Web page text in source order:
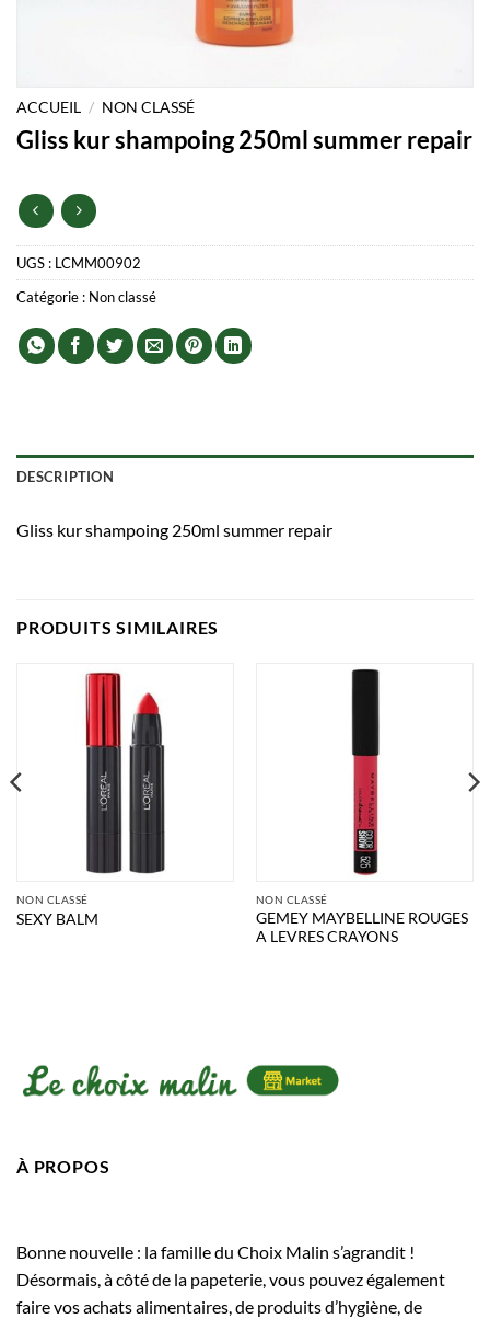
ACCUEIL / NON CLASSÉ
Gliss kur shampoing 250ml summer repair
UGS : LCMM00902
Catégorie : Non classé
DESCRIPTION
Gliss kur shampoing 250ml summer repair
PRODUITS SIMILAIRES
NON CLASSÉ
SEXY BALM
NON CLASSÉ
GEMEY MAYBELLINE ROUGES
A LEVRES CRAYONS
À PROPOS
Bonne nouvelle : la famille du Choix Malin s’agrandit !
Désormais, à côté de la papeterie, vous pouvez également
faire vos achats alimentaires, de produits d’hygiène, de